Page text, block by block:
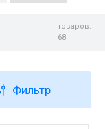
товаров:
68
Фильтр